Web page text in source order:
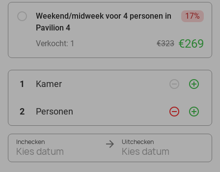
Weekend/midweek voor 4 personen in
Pavilion 4
17%
Verkocht: 1 €323 €269
1 Kamer remove_circle_outline add_circle_outline
2 Personen remove_circle_outline add_circle_outline
Inchecken
Kies datum
Uitchecken
Kies datum